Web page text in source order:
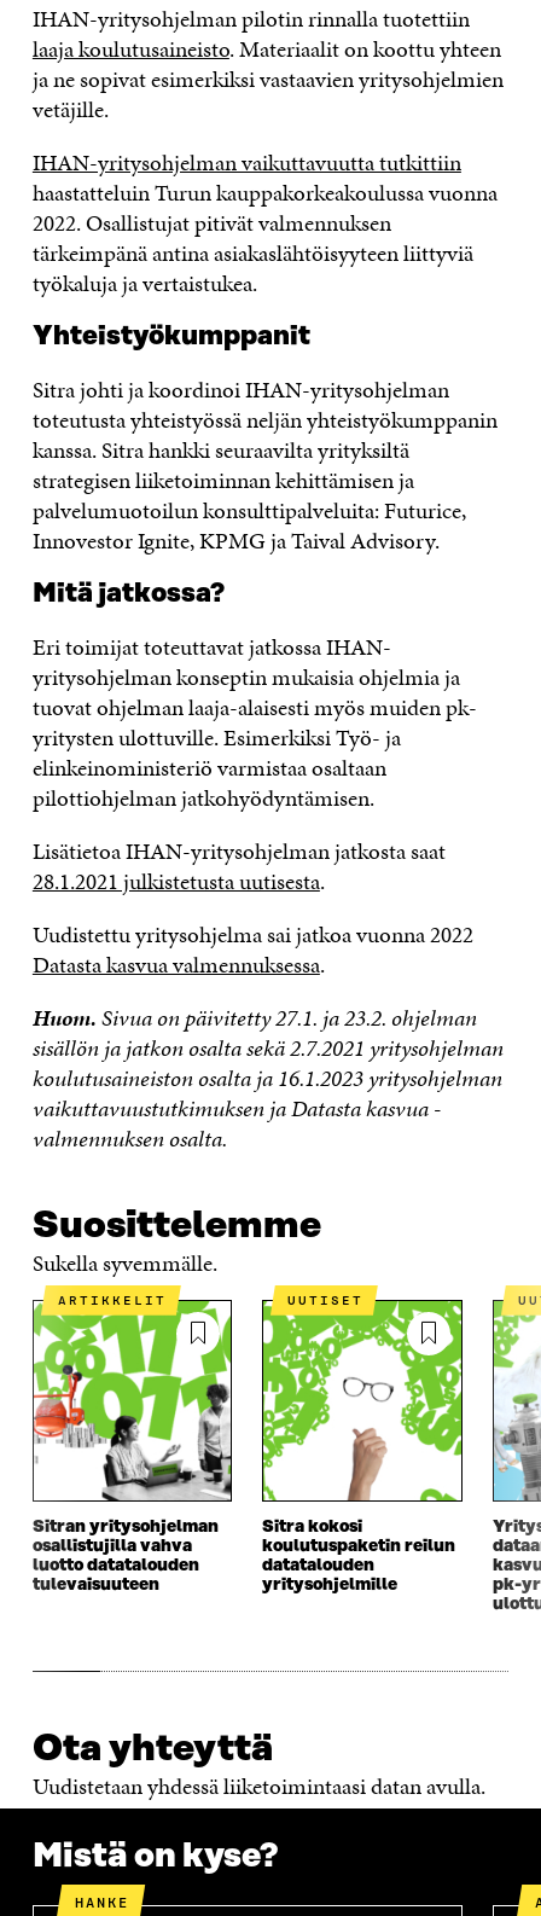
IHAN-yritysohjelman pilotin rinnalla tuotettiin
laaja koulutusaineisto. Materiaalit on koottu yhteen
ja ne sopivat esimerkiksi vastaavien yritysohjelmien
vetäjille.
IHAN-yritysohjelman vaikuttavuutta tutkittiin
haastatteluin Turun kauppakorkeakoulussa vuonna
2022. Osallistujat pitivät valmennuksen
tärkeimpänä antina asiakaslähtöisyyteen liittyviä
työkaluja ja vertaistukea.
Yhteistyökumppanit
Sitra johti ja koordinoi IHAN-yritysohjelman
toteutusta yhteistyössä neljän yhteistyökumppanin
kanssa. Sitra hankki seuraavilta yrityksiltä
strategisen liiketoiminnan kehittämisen ja
palvelumuotoilun konsulttipalveluita: Futurice,
Innovestor Ignite, KPMG ja Taival Advisory.
Mitä jatkossa?
Eri toimijat toteuttavat jatkossa IHAN-
yritysohjelman konseptin mukaisia ohjelmia ja
tuovat ohjelman laaja-alaisesti myös muiden pk-
yritysten ulottuville. Esimerkiksi Työ- ja
elinkeinoministeriö varmistaa osaltaan
pilottiohjelman jatkohyödyntämisen.
Lisätietoa IHAN-yritysohjelman jatkosta saat
28.1.2021 julkistetusta uutisesta.
Uudistettu yritysohjelma sai jatkoa vuonna 2022
Datasta kasvua valmennuksessa.
Huom.Sivua on päivitetty 27.1. ja 23.2. ohjelman
sisällön ja jatkon osalta sekä 2.7.2021 yritysohjelman
koulutusaineiston osalta ja 16.1.2023 yritysohjelman
vaikuttavuustutkimuksen ja Datasta kasvua -
valmennuksen osalta.
Suosittelemme
Sukella syvemmälle.
ARTIKKELIT
Sitran yritysohjelman
osallistujilla vahva
luotto datatalouden
tulevaisuuteen
UUTISET
Sitra kokosi
koulutuspaketin reilun
datatalouden
yritysohjelmille
pk-
Ota yhteyttä
Uudistetaan yhdessä liiketoimintaasi datan avulla.
Mistä on kyse?
HANKE